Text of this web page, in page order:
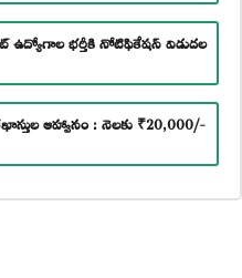
ఉద్యోగాల భర్తీకి నోటిఫికేషన్ విడుదల
ఆహ్వానం : నెలకు ₹20,000/-